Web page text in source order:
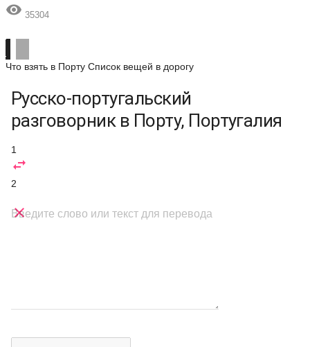
 35304
Что взять в Порту Список вещей в дорогу
Русско-португальский
разговорник в Порту, Португалия
1

2

Введите слово или текст для перевода